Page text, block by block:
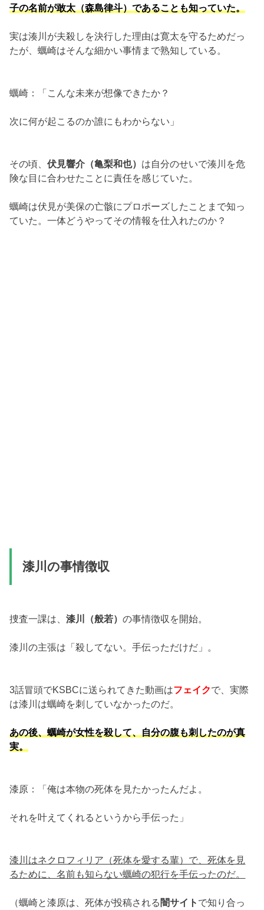
子の名前が敢太（森島律斗）であることも知っていた。
実は湊川が夫殺しを決行した理由は寛太を守るためだっ
たが、蠣崎はそんな細かい事情まで熟知している。
蠣崎：「こんな未来が想像できたか？
次に何が起こるのか誰にもわからない」
その頃、伏見響介（亀梨和也） は自分のせいで湊川を危
険な目に合わせたことに責任を感じていた。
蠣崎は伏見が美保の亡骸にプロポーズしたことまで知っ
ていた。一体どうやってその情報を仕入れたのか？
漆川の事情徴収
捜査一課は、漆川（般若）の事情徴収を開始。
漆川の主張は「殺してない。手伝っただけだ」。
3話冒頭でKSBCに送られてきた動画はフェイクで、実際
は漆川は蠣崎を刺していなかったのだ。
あの後、蠣崎が女性を殺して、自分の腹も刺したのが真
実。
漆原：「俺は本物の死体を見たかったんだよ。
それを叶えてくれるというから手伝った」
漆川はネクロフィリア（死体を愛する輩）で、死体を見
るために、名前も知らない蠣崎の犯行を手伝ったのだ。
（蠣崎と漆原は、死体が投稿される 闇サイト で知り合っ